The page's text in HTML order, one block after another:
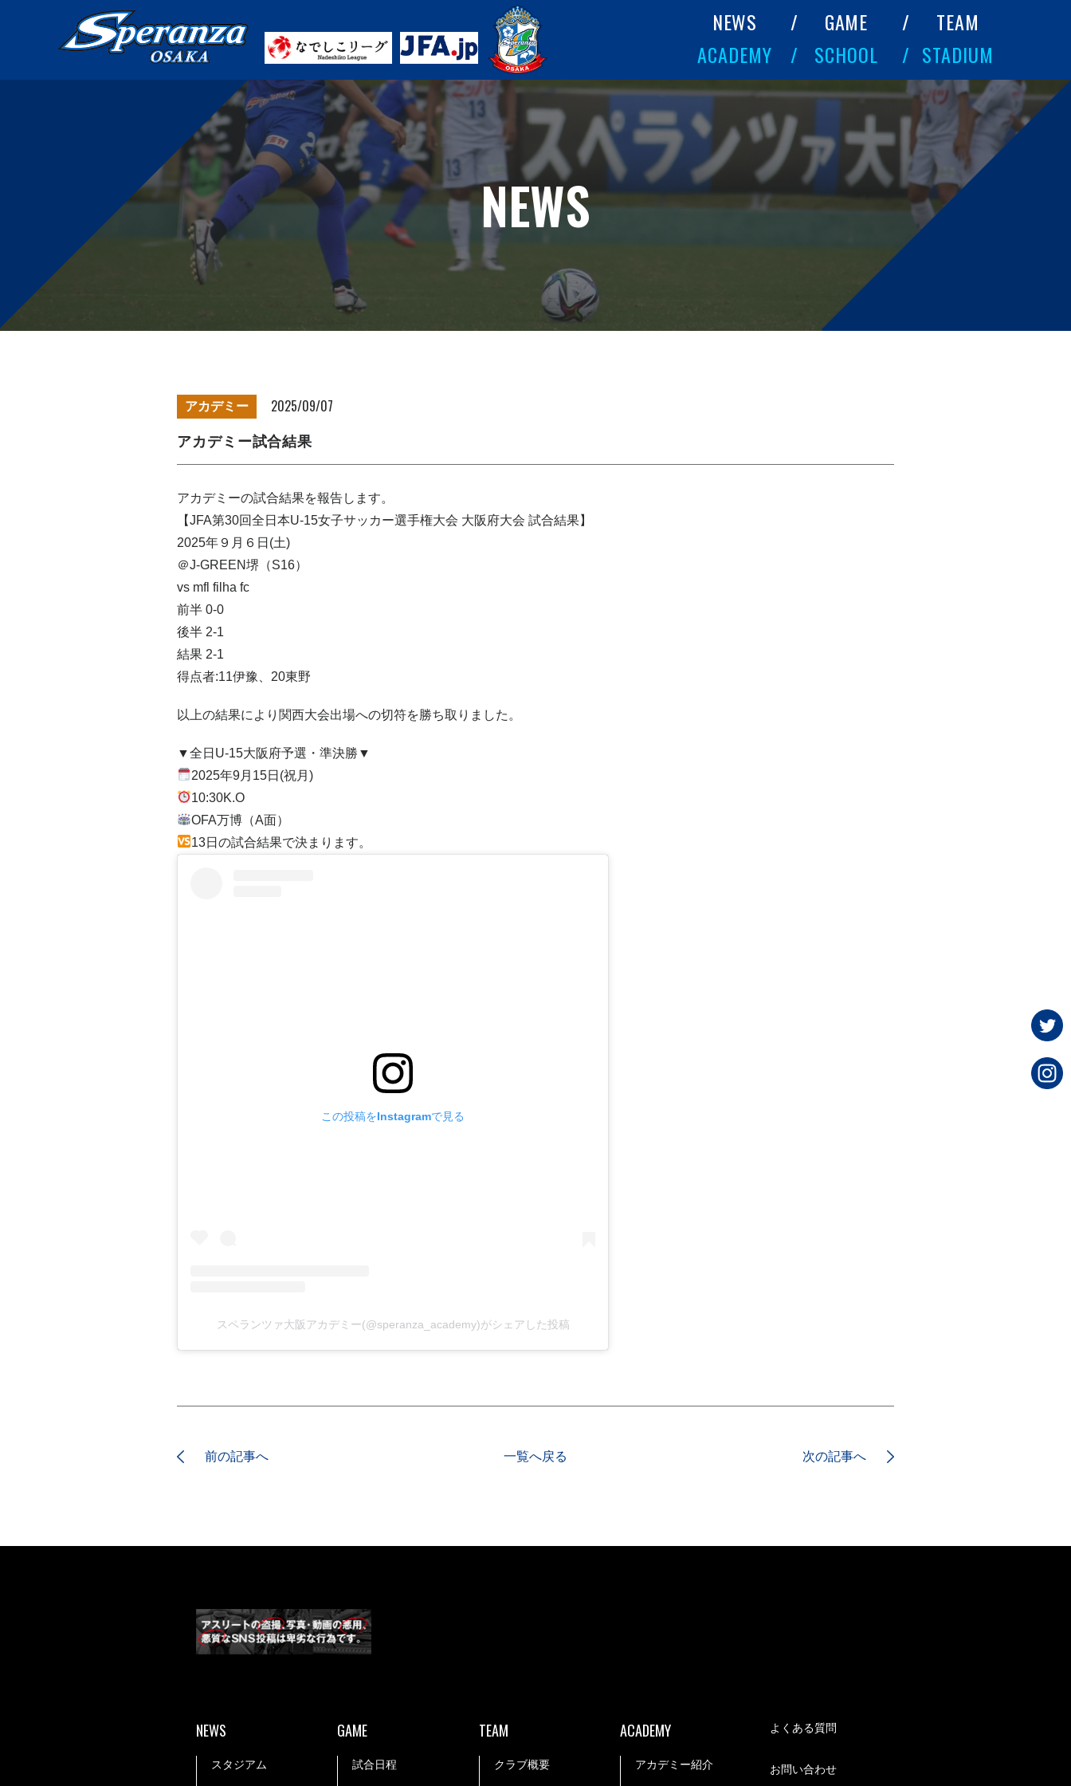
NEWS GAME
TEAM
ACADEMY
SCHOOL STADIUM
NEWS
アカデミー 2025/09/07
アカデミー試合結果
アカデミーの試合結果を報告します。
【JFA第30回全日本U-15女子サッカー選手権大会 大阪府大会 試合結果】
2025年９月６日(土)
＠J-GREEN堺（S16）
vs mfl filha fc
前半 0-0
後半 2-1
結果 2-1
得点者:11伊豫、20東野
以上の結果により関西大会出場への切符を勝ち取りました。
▼全日U-15大阪府予選・準決勝▼
2025年9月15日(祝月)
10:30K.O
OFA万博（A面）
13日の試合結果で決まります。
この投稿をInstagramで見る
スペランツァ大阪アカデミー(@speranza_academy)がシェアした投稿
前の記事へ 一覧へ戻る 次の記事へ
NEWS
スタジアム
GAME
試合日程
TEAM
クラブ概要
ACADEMY
アカデミー紹介
よくある質問
お問い合わせ